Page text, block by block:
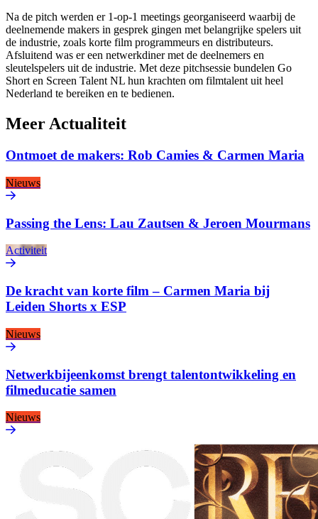
Na de pitch werden er 1-op-1 meetings georganiseerd waarbij de
deelnemende makers in gesprek gingen met belangrijke spelers uit
de industrie, zoals korte film programmeurs en distributeurs.
Afsluitend was er een netwerkdiner met de deelnemers en
sleutelspelers uit de industrie. Met deze pitchsessie bundelen Go
Short en Screen Talent NL hun krachten om filmtalent uit heel
Nederland te bereiken en te bedienen.
MeerActualiteit
Ontmoet de makers: Rob Camies & Carmen Maria
Nieuws
Passing the Lens: Lau Zautsen & Jeroen Mourmans
Activiteit
De kracht van korte film – Carmen Maria bij
Leiden Shorts x ESP
Nieuws
Netwerkbijeenkomst brengt talentontwikkeling en
filmeducatie samen
Nieuws